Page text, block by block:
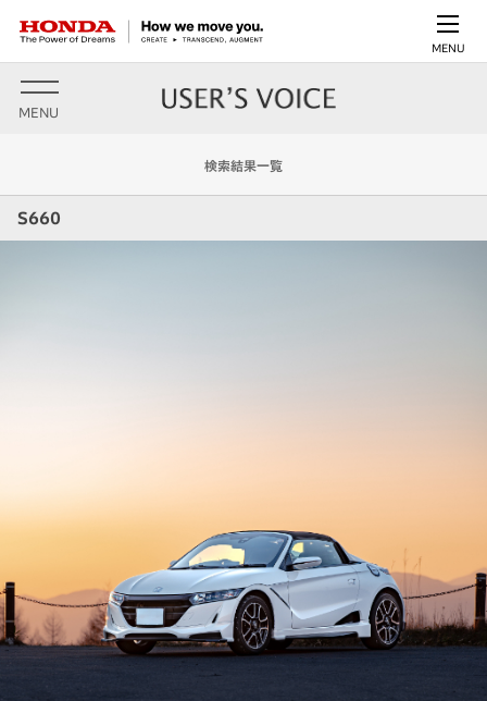
MENU
MENU
検索結果一覧
S660